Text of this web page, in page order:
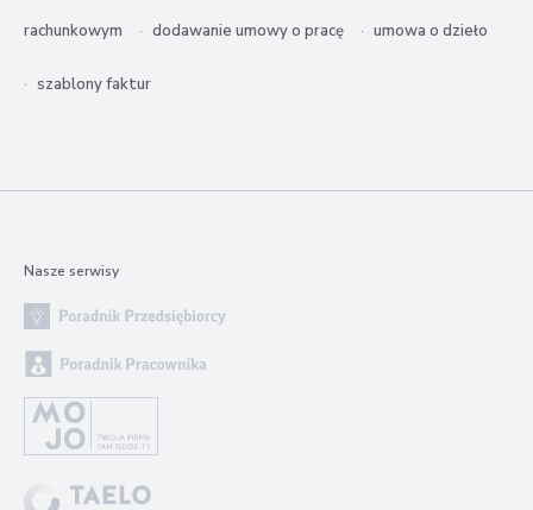
rachunkowym dodawanie umowy o pracę umowa o dzieło
szablony faktur
Nasze serwisy